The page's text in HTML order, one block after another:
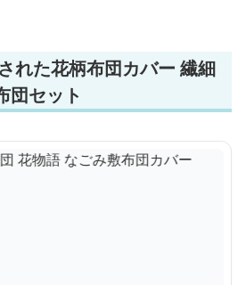
れた花柄布団カバー 繊細
団セット